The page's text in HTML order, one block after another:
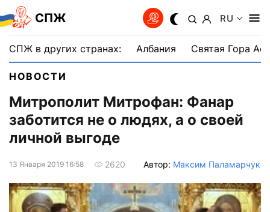
СПЖ RU
СПЖ в других странах: Албания Святая Гора
НОВОСТИ
Митрополит Митрофан: Фанар
заботится не о людях, а о своей
личной выгоде
13 Января 2019 16:58 2620 Автор: Максим Паламарчук